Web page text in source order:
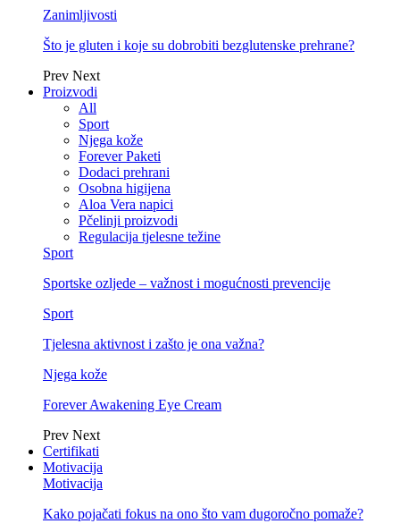
Zanimljivosti
Što je gluten i koje su dobrobiti bezglutenske prehrane?
Prev Next
Proizvodi
All
Sport
Njega kože
Forever Paketi
Dodaci prehrani
Osobna higijena
Aloa Vera napici
Pčelinji proizvodi
Regulacija tjelesne težine
Sport
Sportske ozljede – važnost i mogućnosti prevencije
Sport
Tjelesna aktivnost i zašto je ona važna?
Njega kože
Forever Awakening Eye Cream
Prev Next
Certifikati
Motivacija
Motivacija
Kako pojačati fokus na ono što vam dugoročno pomaže?